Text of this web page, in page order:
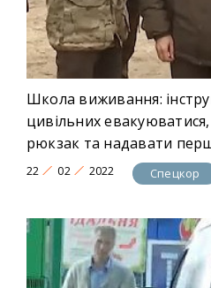
Школа виживання:
цивільних
рюкзак та надавати
22 02 2022 Спецкор